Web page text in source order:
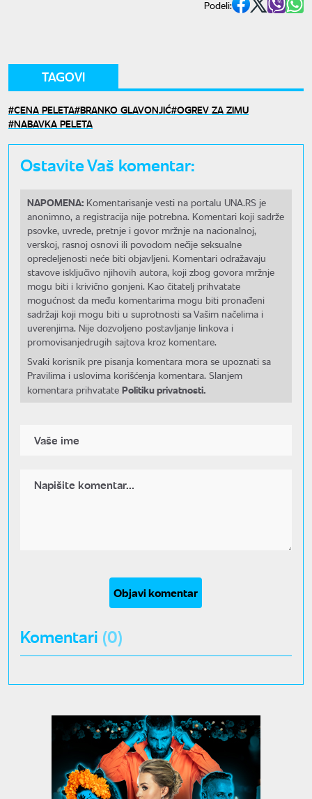
Podeli:
TAGOVI
CENA PELETA BRANKO GLAVONJIĆ OGREV ZA ZIMU
NABAVKA PELETA
Ostavite Vaš komentar:
NAPOMENA: Komentarisanje vesti na portalu UNA.RS je
anonimno, a registracija nije potrebna. Komentari koji sadrže
psovke, uvrede, pretnje i govor mržnje na nacionalnoj,
verskoj, rasnoj osnovi ili povodom nečije seksualne
opredeljenosti neće biti objavljeni. Komentari odražavaju
stavove isključivo njihovih autora, koji zbog govora mržnje
mogu biti i krivično gonjeni. Kao čitatelj prihvatate
mogućnost da među komentarima mogu biti pronađeni
sadržaji koji mogu biti u suprotnosti sa Vašim načelima i
uverenjima. Nije dozvoljeno postavljanje linkova i
promovisanjedrugih sajtova kroz komentare.
Svaki korisnik pre pisanja komentara mora se upoznati sa
Pravilima i uslovima korišćenja komentara. Slanjem
komentara prihvatate Politiku privatnosti.
Objavi komentar
Komentari (0)